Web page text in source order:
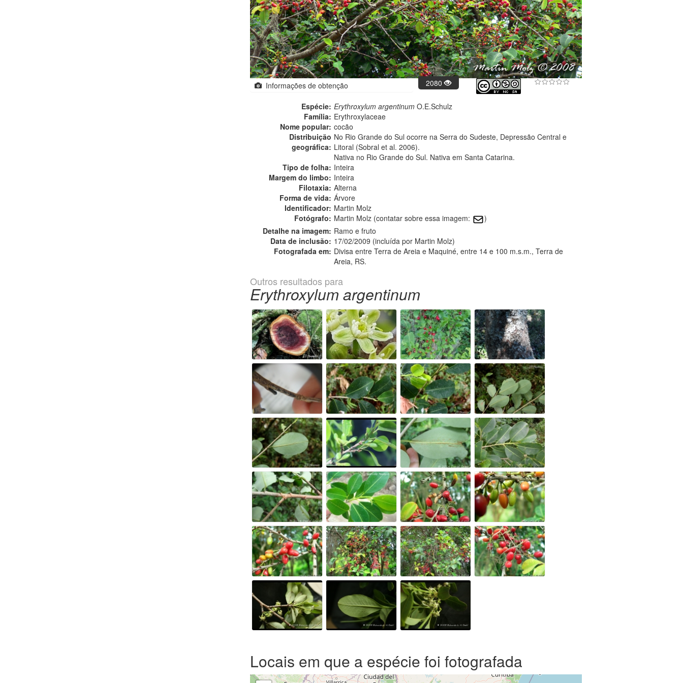
Informações de obtenção 2080
Espécie: Erythroxylum argentinum O.E.Schulz
Família: Erythroxylaceae
Nome popular: cocão
Distribuição
geográfica:
No Rio Grande do Sul ocorre na Serra do Sudeste, Depressão Central e
Litoral (Sobral et al. 2006).
Nativa no Rio Grande do Sul. Nativa em Santa Catarina.
Tipo de folha: Inteira
Margem do limbo: Inteira
Filotaxia: Alterna
Forma de vida: Árvore
Identificador: Martin Molz
Fotógrafo: Martin Molz (contatar sobre essa imagem:
)
Detalhe na imagem: Ramo e fruto
Data de inclusão: 17/02/2009 (incluída por Martin Molz)
Fotografada em: Divisa entre Terra de Areia e Maquiné, entre 14 e 100 m.s.m., Terra de
Areia, RS.
Outros resultados para
Erythroxylum argentinum
Locais em que a espécie foi fotografada